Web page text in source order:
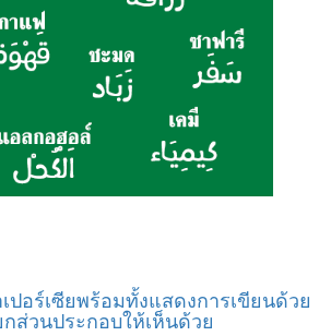
ปอร์เซียพร้อมทั้งแสดงการเขียนด้วย
ส่วนประกอบให้เห็นด้วย